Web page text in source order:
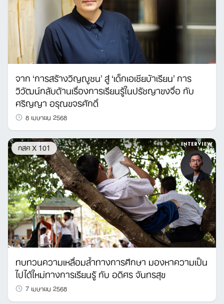
จาก ‘การสร้างวิญญูชน’ สู่ ‘เด็กเอเชียบ้าเรียน’ การ
วิวัฒน์กลับด้านเรื่องการเรียนรู้ในปรัชญาขงจื่อ กับ
ศริญญา อรุณขจรศักดิ์
8 เมษายน 2568
กสศ X 101
ทบทวนความเหลื่อมล้ำทางการศึกษา มองหาความเป็น
ไปได้ใหม่ทางการเรียนรู้ กับ อดิศร จันทรสุข
7 เมษายน 2568